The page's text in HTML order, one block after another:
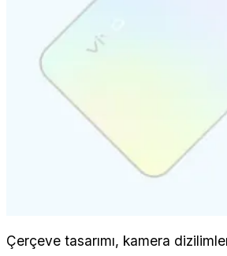
Çerçeve tasarımı, kamera